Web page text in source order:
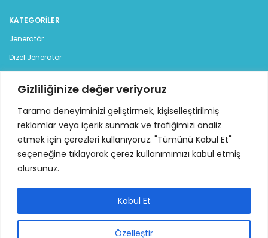
Gizliliğinize değer veriyoruz
Tarama deneyiminizi geliştirmek, kişiselleştirilmiş
reklamlar veya içerik sunmak ve trafiğimizi analiz
etmek için çerezleri kullanıyoruz. "Tümünü Kabul Et"
seçeneğine tıklayarak çerez kullanımımızı kabul etmiş
olursunuz.
Özelleştir
Kabul Et
KATEGORILER
Jeneratör
Dizel Jeneratör
Kiralık Jeneratör
İLETİŞİM
İstanbul Deri Organize Sanayi Bölgesi, Sama Cad. (12 Yol),
No:7 34957 Tuzla - İstanbul
Tel: +90 216 313 42 77 - 78 pbx
Mail:info@ideajenerator.com